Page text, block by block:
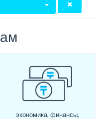
экономика, финансы,